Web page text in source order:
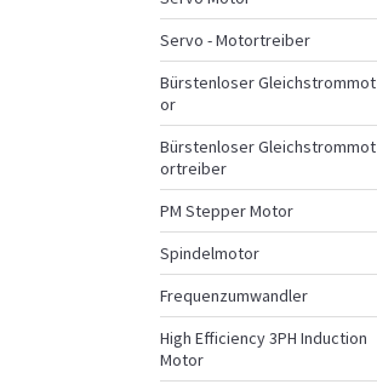
Servo - Motortreiber
Bürstenloser Gleichstrommot
or
Bürstenloser Gleichstrommot
ortreiber
PM Stepper Motor
Spindelmotor
Frequenzumwandler
High Efficiency 3PH Induction
Motor